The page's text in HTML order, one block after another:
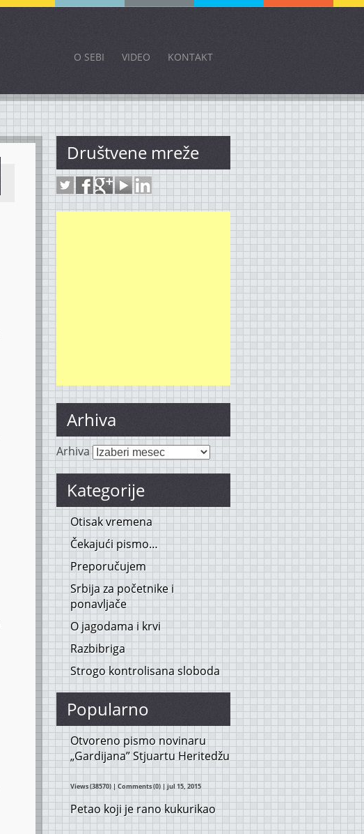
O SEBI VIDEO KONTAKT
Društvene mreže
Arhiva
Arhiva
Kategorije
Otisak vremena
Čekajući pismo…
Preporučujem
Srbija za početnike i
ponavljače
O jagodama i krvi
Razbibriga
Strogo kontrolisana sloboda
Popularno
Otvoreno pismo novinaru
„Gardijana” Stjuartu Heritedžu
Views (38570)|Comments (0)| jul 15, 2015
Petao koji je rano kukurikao